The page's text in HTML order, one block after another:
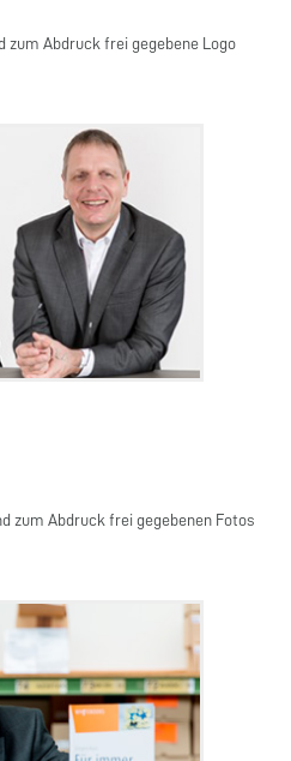
zum Abdruck frei gegebene Logo
zum Abdruck frei gegebenen Fotos